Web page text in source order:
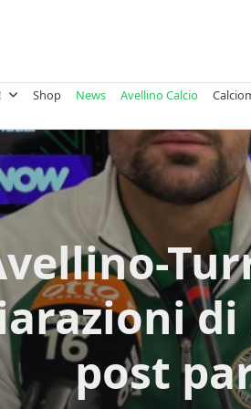
Shop News Avellino Calcio
di
post